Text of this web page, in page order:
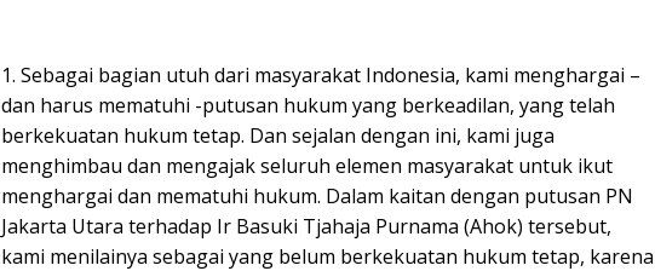
1. Sebagai bagian utuh dari masyarakat Indonesia, kami menghargai –
dan harus mematuhi -putusan hukum yang berkeadilan, yang telah
berkekuatan hukum tetap. Dan sejalan dengan ini, kami juga
menghimbau dan mengajak seluruh elemen masyarakat untuk ikut
menghargai dan mematuhi hukum. Dalam kaitan dengan putusan PN
Jakarta Utara terhadap Ir Basuki Tjahaja Purnama (Ahok) tersebut,
kami menilainya sebagai yang belum berkekuatan hukum tetap, karena